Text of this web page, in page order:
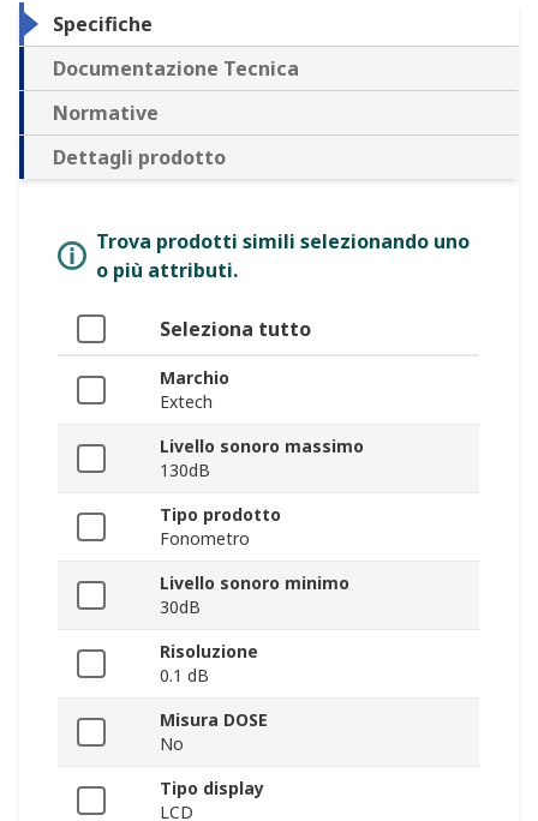
Specifiche
Documentazione Tecnica
Normative
Dettagli prodotto
Trova prodotti simili selezionando uno
o più attributi.
Seleziona tutto
Marchio
Extech
Livello sonoro massimo
130dB
Tipo prodotto
Fonometro
Livello sonoro minimo
30dB
Risoluzione
0.1 dB
Misura DOSE
No
Tipo display
LCD